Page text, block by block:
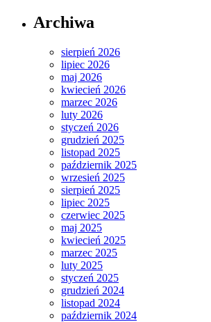
Archiwa
sierpień 2026
lipiec 2026
maj 2026
kwiecień 2026
marzec 2026
luty 2026
styczeń 2026
grudzień 2025
listopad 2025
październik 2025
wrzesień 2025
sierpień 2025
lipiec 2025
czerwiec 2025
maj 2025
kwiecień 2025
marzec 2025
luty 2025
styczeń 2025
grudzień 2024
listopad 2024
październik 2024